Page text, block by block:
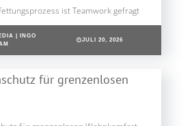
ist Teamwork gefragt
| INGO
JULI 20, 2026